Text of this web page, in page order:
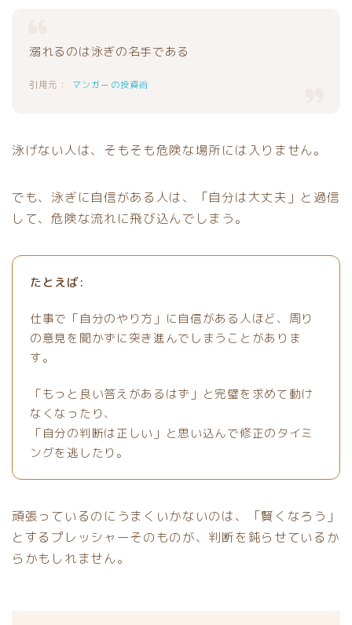
溺れるのは泳ぎの名手である
マンガーの投資術
泳げない人は、そもそも危険な場所には入りません。
でも、泳ぎに自信がある人は、「自分は大丈夫」と過信
して、危険な流れに飛び込んでしまう。
たとえば:
仕事で「自分のやり方」に自信がある人ほど、周り
の意見を聞かずに突き進んでしまうことがありま
す。
「もっと良い答えがあるはず」と完璧を求めて動け
なくなったり、
「自分の判断は正しい」と思い込んで修正のタイミ
ングを逃したり。
頑張っているのにうまくいかないのは、「賢くなろう」
とするプレッシャーそのものが、判断を鈍らせているか
らかもしれません。